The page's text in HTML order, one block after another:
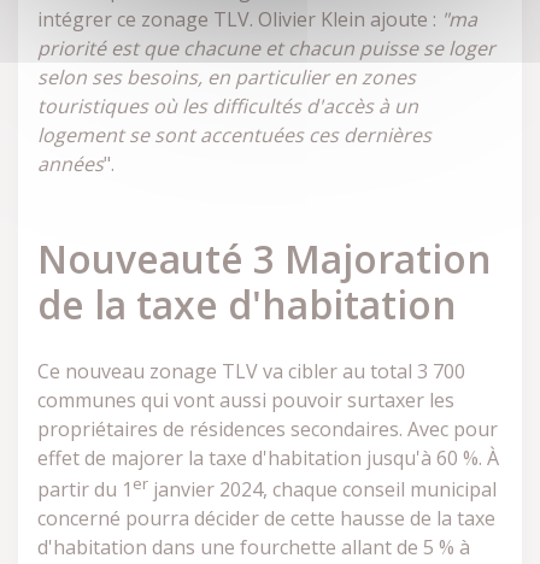
intégrer ce zonage TLV. Olivier Klein ajoute : "ma
priorité est que chacune et chacun puisse se loger
selon ses besoins, en particulier en zones
touristiques où les difficultés d'accès à un
logement se sont accentuées ces dernières
années".
Nouveauté 3 Majoration
de la taxe d'habitation
Ce nouveau zonage TLV va cibler au total 3 700
communes qui vont aussi pouvoir surtaxer les
propriétaires de résidences secondaires. Avec pour
effet de majorer la taxe d'habitation jusqu'à 60 %. À
partir du 1 er janvier 2024, chaque conseil municipal
concerné pourra décider de cette hausse de la taxe
d'habitation dans une fourchette allant de 5 % à